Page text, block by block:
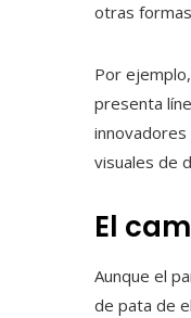
otras
Por
presenta
visuales de
El
Aunque el
de pata de